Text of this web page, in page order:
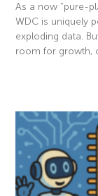
As a now “pure-
WDC is uniquely
exploding data.
room for growth,